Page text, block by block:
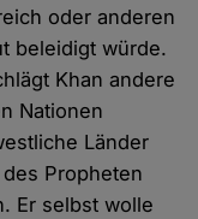
oder anderen
beleidigt würde.
Khan andere
Nationen
Länder
Propheten
Er selbst wolle